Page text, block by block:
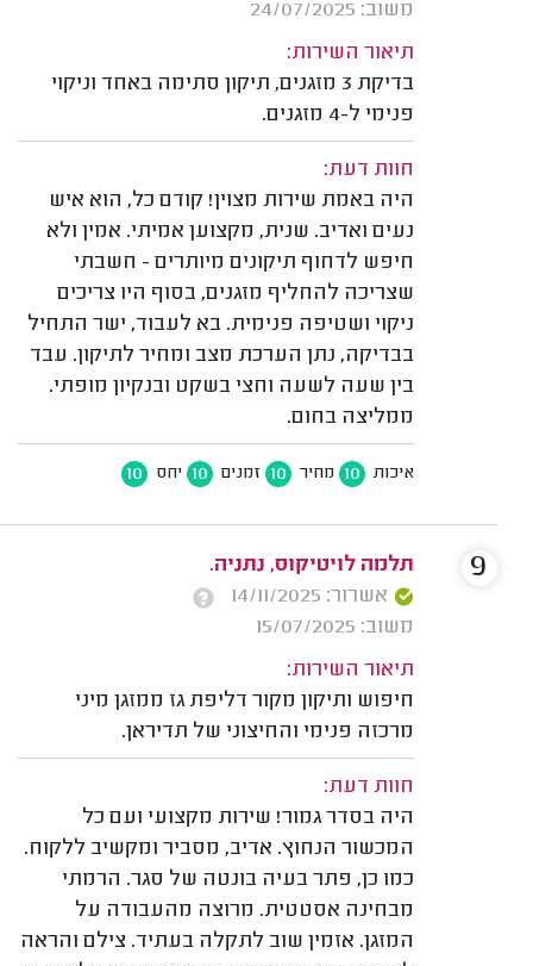
משוב: 24/07/2025
תיאור השירות:
בדיקת 3 מזגנים, תיקון סתימה באחד וניקוי
פנימי ל-4 מזגנים.
חוות דעת:
היה באמת שירות מצוין! קודם כל, הוא איש
נעים ואדיב. שנית, מקצוען אמיתי. אמין ולא
חיפש לדחוף תיקונים מיותרים - חשבתי
שצריכה להחליף מזגנים, בסוף היו צריכים
ניקוי ושטיפה פנימית. בא לעבוד, ישר התחיל
בבדיקה, נתן הערכת מצב ומחיר לתיקון. עבד
בין שעה לשעה וחצי בשקט ובנקיון מופתי.
ממליצה בחום.
איכות 10 מחיר 10 זמנים 10 יחס 10
תלמה לויטיקוס, נתניה.
אשרור: 14/11/2025
משוב: 15/07/2025
תיאור השירות:
חיפוש ותיקון מקור דליפת גז ממזגן מיני
מרכזה פנימי והחיצוני של תדיראן.
חוות דעת:
היה בסדר גמור! שירות מקצועי ועם כל
המכשור הנחוץ. אדיב, מסביר ומקשיב ללקוח.
כמו כן, פתר בעיה בונטה של סגר. הרמתי
מבחינה אסטטית. מרוצה מהעבודה על
המזגן. אזמין שוב לתקלה בעתיד. צילם והראה
9